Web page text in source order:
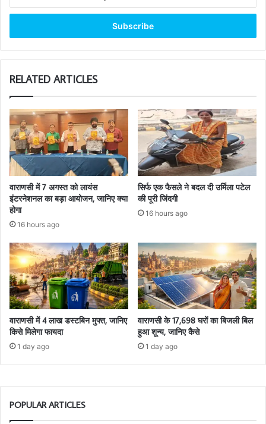
Email
RELATED ARTICLES
वाराणसी में 7 अगस्त को लायंस
इंटरनेशनल का बड़ा आयोजन, जानिए क्या
होगा
16 hours ago
सिर्फ एक फैसले ने बदल दी उर्मिला पटेल
की पूरी जिंदगी
16 hours ago
वाराणसी में 4 लाख डस्टबिन मुफ्त, जानिए
किसे मिलेगा फायदा
1 day ago
वाराणसी के 17,698 घरों का बिजली बिल
हुआ शून्य, जानिए कैसे
1 day ago
POPULAR ARTICLES